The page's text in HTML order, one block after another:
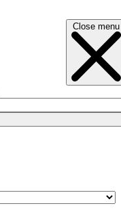
Close menu